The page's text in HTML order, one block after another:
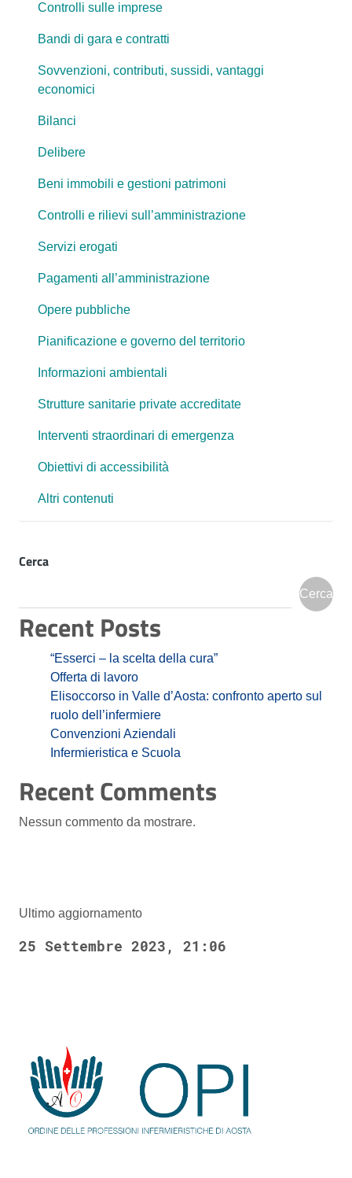
Controlli sulle imprese
Bandi di gara e contratti
Sovvenzioni, contributi, sussidi, vantaggi
economici
Bilanci
Delibere
Beni immobili e gestioni patrimoni
Controlli e rilievi sull’amministrazione
Servizi erogati
Pagamenti all’amministrazione
Opere pubbliche
Pianificazione e governo del territorio
Informazioni ambientali
Strutture sanitarie private accreditate
Interventi straordinari di emergenza
Obiettivi di accessibilità
Altri contenuti
Cerca
Cerca
Recent Posts
“Esserci – la scelta della cura”
Offerta di lavoro
Elisoccorso in Valle d’Aosta: confronto aperto sul
ruolo dell’infermiere
Convenzioni Aziendali
Infermieristica e Scuola
Recent Comments
Nessun commento da mostrare.
Ultimo aggiornamento
25 Settembre 2023, 21:06